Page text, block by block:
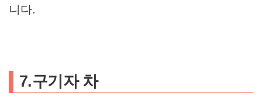
니다.
7.구기자 차